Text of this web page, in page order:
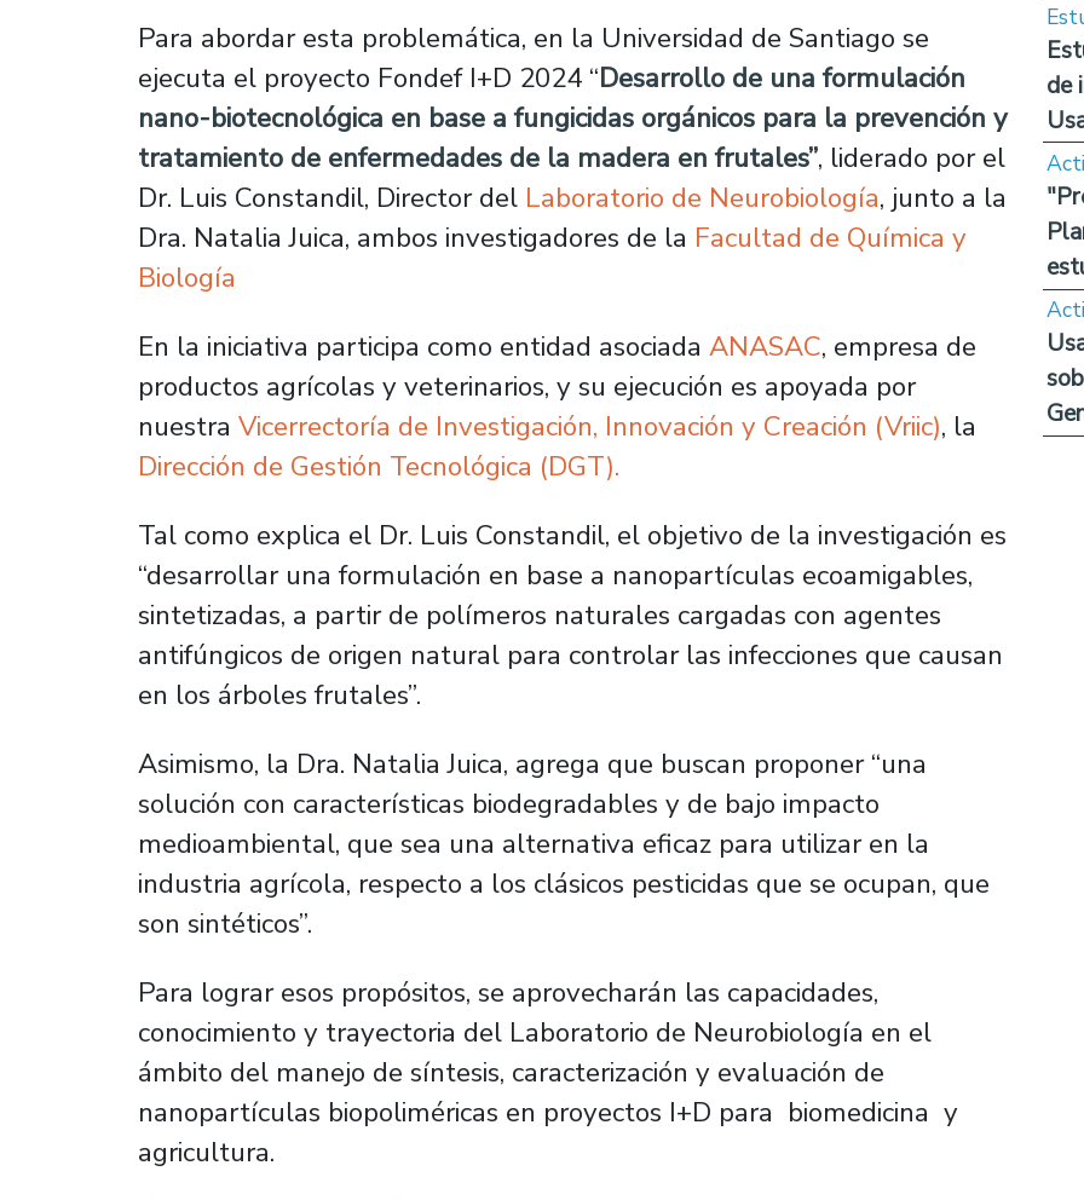
Para abordar esta problemática, en la Universidad de Santiago se
ejecuta el proyecto Fondef I+D 2024 “Desarrollo de una formulación
nano-biotecnológica en base a fungicidas orgánicos para la prevención y
tratamiento de enfermedades de la madera en frutales”, liderado por el
Dr. Luis Constandil, Director del Laboratorio de Neurobiología, junto a la
Dra. Natalia Juica, ambos investigadores de la Facultad de Química y
Biología
En la iniciativa participa como entidad asociada ANASAC, empresa de
productos agrícolas y veterinarios, y su ejecución es apoyada por
nuestra Vicerrectoría de Investigación, Innovación y Creación (Vriic), la
Dirección de Gestión Tecnológica (DGT).
Tal como explica el Dr. Luis Constandil, el objetivo de la investigación es
“desarrollar una formulación en base a nanopartículas ecoamigables,
sintetizadas, a partir de polímeros naturales cargadas con agentes
antifúngicos de origen natural para controlar las infecciones que causan
en los árboles frutales”.
Asimismo, la Dra. Natalia Juica, agrega que buscan proponer“una
solución con características biodegradables y de bajo impacto
medioambiental, que sea una alternativa eficaz para utilizar en la
industria agrícola, respecto a los clásicos pesticidas que se ocupan, que
son sintéticos”.
Para lograr esos propósitos, se aprovecharán las capacidades,
conocimiento y trayectoria del Laboratorio de Neurobiología en el
ámbito del manejo de síntesis, caracterización y evaluación de
nanopartículas biopoliméricas en proyectos I+D para biomedicina y
agricultura.
de